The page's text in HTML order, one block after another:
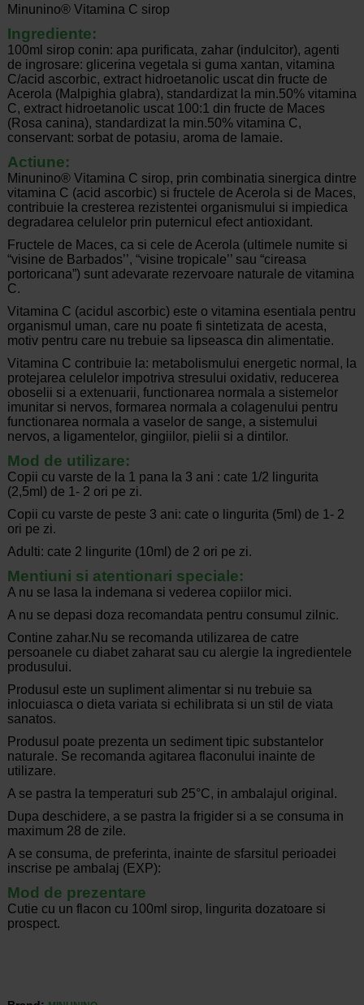
Minunino® Vitamina C sirop
Ingrediente:
100ml sirop con­in: apa purificata, zahar (indulcitor), agenti
de ingrosare: glicerina vegetala si guma xantan, vitamina
C/acid ascorbic, extract hidroetanolic uscat din fructe de
Acerola (Malpighia glabra), standardizat la min.50% vitamina
C, extract hidroetanolic uscat 100:1 din fructe de Maces
(Rosa canina), standardizat la min.50% vitamina C,
conservant: sorbat de potasiu, aroma de lamaie.
Act­iune:
Minunino® Vitamina C sirop, prin combinatia sinergica dintre
vitamina C (acid ascorbic) si fructele de Acerola si de Maces,
contribuie la cresterea rezistentei organismului si impiedica
degradarea celulelor prin puternicul efect antioxidant.
Fructele de Maces, ca si cele de Acerola (ultimele numite si
“visine de Barbados’’, “visine tropicale’’ sau “cireasa
portoricana”) sunt adevarate rezervoare naturale de vitamina
C.
Vitamina C (acidul ascorbic) este o vitamina esent­iala pentru
organismul uman, care nu poate fi sintetizata de acesta,
motiv pentru care nu trebuie sa lipseasca din alimenta­tie.
Vitamina C contribuie la: metabolismului energetic normal, la
protejarea celulelor impotriva stresului oxidativ, reducerea
oboselii si a extenuarii, functionarea normala a sistemelor
imunitar si nervos, formarea normala a colagenului pentru
functionarea normala a vaselor de sange, a sistemului
nervos, a ligamentelor, gingiilor, pielii si a dintilor.
Mod de utilizare:
Copii cu varste de la 1 pana la 3 ani : cate 1/2 lingurita
(2,5ml) de 1- 2 ori pe zi.
Copii cu varste de peste 3 ani: cate o lingurita (5ml) de 1- 2
ori pe zi.
Adulti: cate 2 lingurite (10ml) de 2 ori pe zi.
Ment­iuni si atentionari speciale:
A nu se lasa la indemana si vederea copiilor mici.
A nu se depasi doza recomandata pentru consumul zilnic.
Contine zahar.Nu se recomanda utilizarea de catre
persoanele cu diabet zaharat sau cu alergie la ingredientele
produsului.
Produsul este un supliment alimentar si nu trebuie sa
inlocuiasca o dieta variata si echilibrata si un stil de viata
sanatos.
Produsul poate prezenta un sediment tipic substantelor
naturale. Se recomanda agitarea flaconului inainte de
utilizare.
A se pastra la temperaturi sub 25°C, in ambalajul original.
Dupa deschidere, a se pastra la frigider si a se consuma in
maximum 28 de zile.
A se consuma, de preferinta, inainte de sfarsitul perioadei
inscrise pe ambalaj (EXP):
Mod de prezentare
Cutie cu un flacon cu 100ml sirop, lingurita dozatoare si
prospect.